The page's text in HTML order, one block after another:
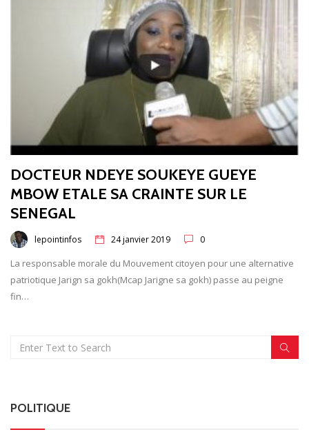
DOCTEUR NDEYE SOUKEYE GUEYE
MBOW ETALE SA CRAINTE SUR LE
SENEGAL
lepointinfos 24 janvier 2019 0
La responsable morale du Mouvement citoyen pour une alternative
patriotique Jarign sa gokh(Mcap Jarigne sa gokh) passe au peigne
fin…
POLITIQUE